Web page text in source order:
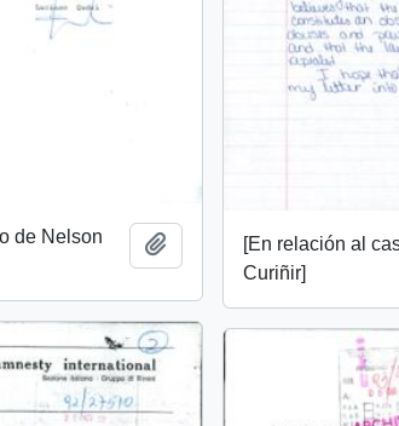
de Nelson
Añadir al portapapeles
[En relación al
Curiñir]